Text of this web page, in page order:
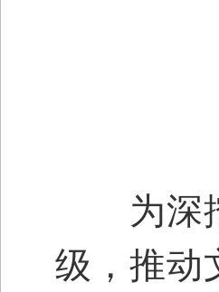
为深挖
级，推动